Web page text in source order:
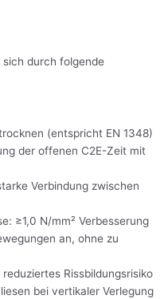
sich durch folgende
(entspricht EN 1348)
der offenen C2E-Zeit mit
Verbindung zwischen
≥1,0 N/mm² Verbesserung
an, ohne zu
Rissbildungsrisiko
bei vertikaler Verlegung